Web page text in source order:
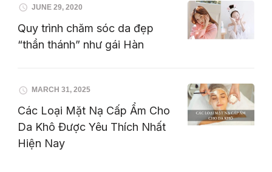
JUNE 29, 2020
Quy trình chăm sóc da đẹp
“thần thánh” như gái Hàn
MARCH 31, 2025
Các Loại Mặt Nạ Cấp Ẩm Cho
Da Khô Được Yêu Thích Nhất
Hiện Nay